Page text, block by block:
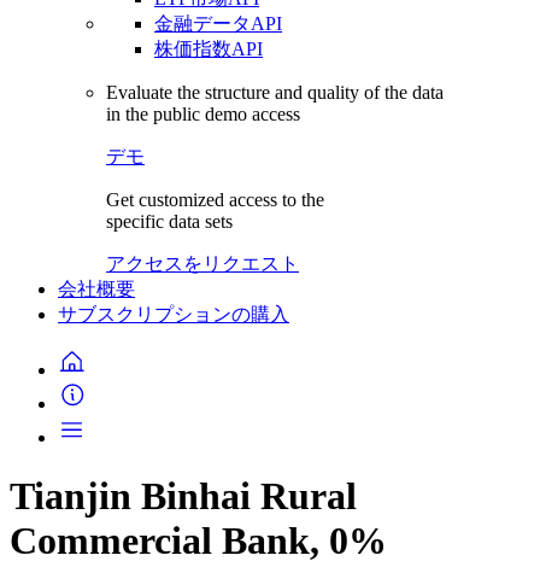
金融データAPI
株価指数API
Evaluate the structure and quality of the data
in the public demo access
デモ
Get customized access to the
specific data sets
アクセスをリクエスト
会社概要
サブスクリプションの購入
Tianjin Binhai Rural
Commercial Bank, 0%